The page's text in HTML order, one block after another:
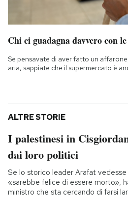
Chi ci guadagna davvero con
Se pensavate di aver fatto un
aria, sappiate che il supermercato è
ALTRE STORIE
I palestinesi in
dai loro politici
Se lo storico leader Arafat
«sarebbe felice di essere morto»,
ministro che sta cercando di farsi